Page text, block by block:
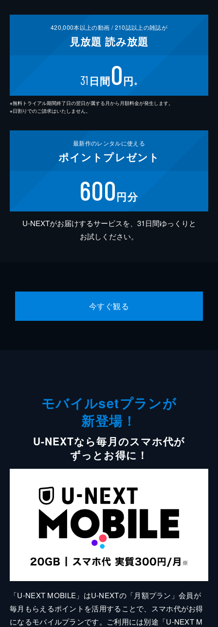
420,000本以上の動画 /210誌以上の雑誌が
見放題 読み放題
31 日間0円 ※
※無料トライアル期間終了日の翌日が属する月から月額料金が発生します。
※日割りでのご請求はいたしません。
最新作のレンタルに使える
ポイント プレゼント
600円分
U-NEXTがお届けするサービスを、31日間ゆっくりと
お試しください。
今すぐ観る
モバイルsetプランが
新登場！
U-NEXTなら毎月のスマホ代が
ずっとお得に！
「U-NEXT MOBILE」はU-NEXTの「月額プラン」会員が
毎月もらえるポイントを活用することで、スマホ代がお得
になるモバイルプランです。ご利用には別途「U-NEXT M